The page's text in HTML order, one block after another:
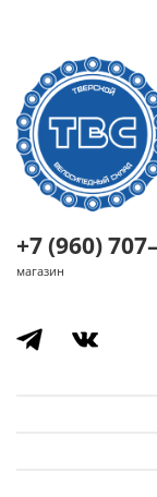
+7 (960)
магазин